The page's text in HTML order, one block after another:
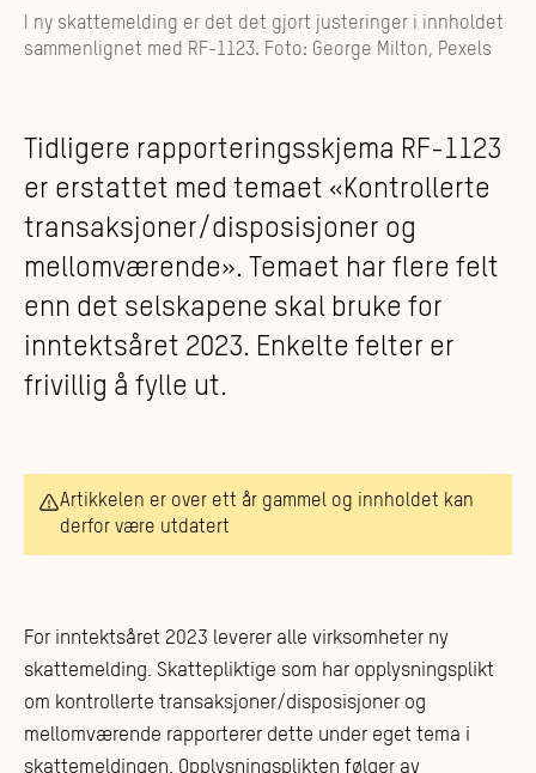
I ny skattemelding er det det gjort justeringer i innholdet
sammenlignet med RF-1123. Foto: George Milton, Pexels
Tidligere rapporteringsskjema RF-1123
er erstattet med temaet «Kontrollerte
transaksjoner/disposisjoner og
mellomværende». Temaet har flere felt
enn det selskapene skal bruke for
inntektsåret 2023. Enkelte felter er
frivillig å fylle ut.
Artikkelen er over ett år gammel og innholdet kan
derfor være utdatert
For inntektsåret 2023 leverer alle virksomheter ny
skattemelding. Skattepliktige som har opplysningsplikt
om kontrollerte transaksjoner/disposisjoner og
mellomværende rapporterer dette under eget tema i
skattemeldingen. Opplysningsplikten følger av